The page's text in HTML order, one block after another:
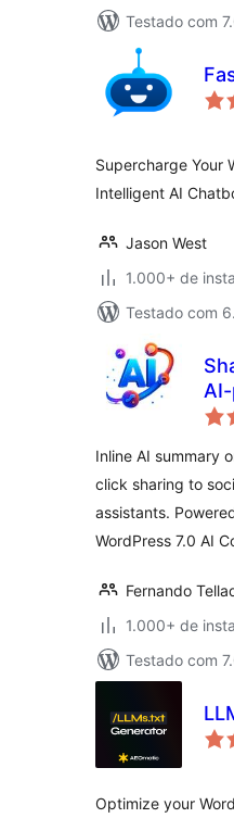
Testado com
Supercharge Your
Intelligent AI
Jason West
1.000+ de
Testado com
Inline AI summary
click sharing to
assistants.
WordPress 7.0 AI
Fernando
1.000+ de
Testado com
Optimize your